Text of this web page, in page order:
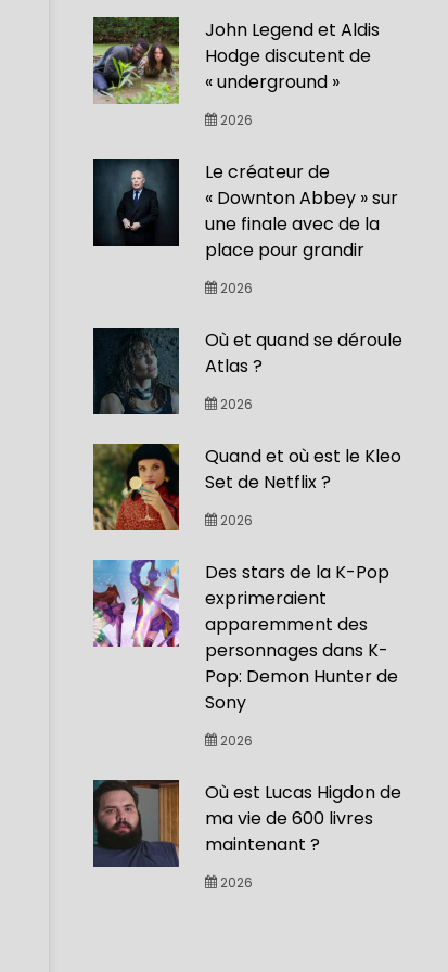
John Legend et Aldis
Hodge discutent de
« underground »
2026
Le créateur de
« Downton Abbey » sur
une finale avec de la
place pour grandir
2026
Où et quand se déroule
Atlas ?
2026
Quand et où est le Kleo
Set de Netflix ?
2026
Des stars de la K-Pop
exprimeraient
apparemment des
personnages dans K-
Pop: Demon Hunter de
Sony
2026
Où est Lucas Higdon de
ma vie de 600 livres
maintenant ?
2026